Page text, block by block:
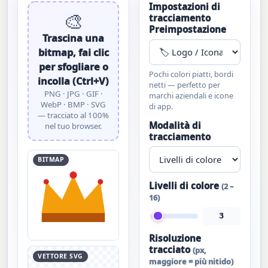
🎨
Trascina una
bitmap, fai clic
per sfogliare o
incolla (Ctrl+V)
PNG · JPG · GIF ·
WebP · BMP · SVG
— tracciato al 100%
nel tuo browser.
BITMAP
VETTORE SVG
Impostazioni di
tracciamento
Preimpostazione
Pochi colori piatti, bordi
netti — perfetto per
marchi aziendali e icone
di app.
Modalità di
tracciamento
Livelli di colore (2 –
16)
3
Risoluzione
tracciato(px,
maggiore = più nitido)